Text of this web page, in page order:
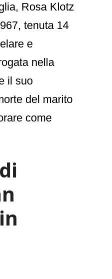
Rosa Klotz
tenuta 14
e
nella
il suo
del marito
come